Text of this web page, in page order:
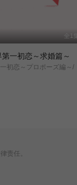
全1集
第一初恋～求婚篇～
一初恋～プロポーズ編～/
责任。